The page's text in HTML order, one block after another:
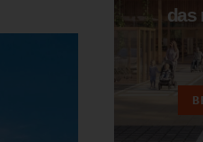
das